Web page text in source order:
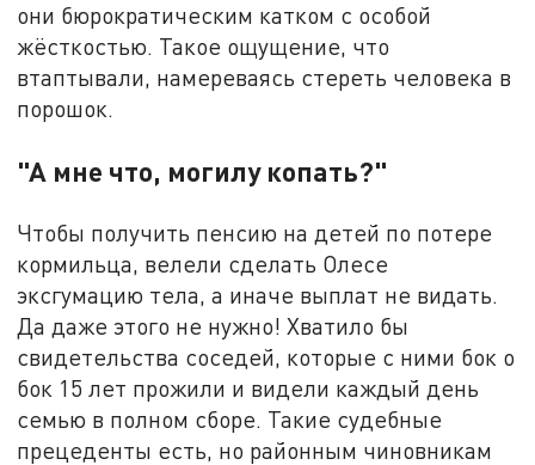
они бюрократическим катком с особой
жёсткостью. Такое ощущение, что
втаптывали, намереваясь стереть человека в
порошок.
"А мне что, могилу копать?"
Чтобы получить пенсию на детей по потере
кормильца, велели сделать Олесе
эксгумацию тела, а иначе выплат не видать.
Да даже этого не нужно! Хватило бы
свидетельства соседей, которые с ними бок о
бок 15 лет прожили и видели каждый день
семью в полном сборе. Такие судебные
прецеденты есть, но районным чиновникам